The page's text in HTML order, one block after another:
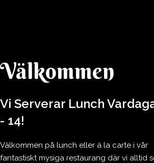
Välkommen
Vi Serverar Lunch
- 14!
Välkommen på lunch eller á la carte i vår
fantastiskt mysiga restaurang där vi alltid